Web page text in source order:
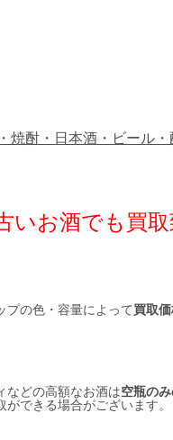
焼酎・日本酒・ビール・
いお酒でも買取
の色・容量によって買取
などの高額なお酒は空瓶の
できる場合がございます。